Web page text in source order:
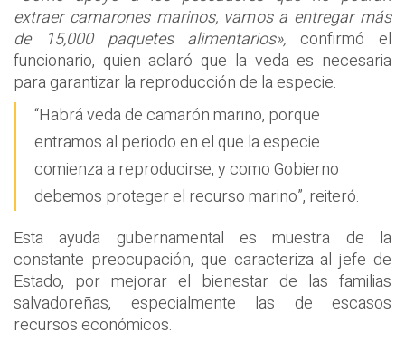
extraer camarones marinos, vamos a entregar más
de 15,000 paquetes alimentarios», confirmó el
funcionario, quien aclaró que la veda es necesaria
para garantizar la reproducción de la especie.
“Habrá veda de camarón marino, porque
entramos al periodo en el que la especie
comienza a reproducirse, y como Gobierno
debemos proteger el recurso marino”, reiteró.
Esta ayuda gubernamental es muestra de la
constante preocupación, que caracteriza al jefe de
Estado, por mejorar el bienestar de las familias
salvadoreñas, especialmente las de escasos
recursos económicos.